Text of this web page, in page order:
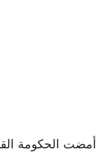
أمضت الحكومة